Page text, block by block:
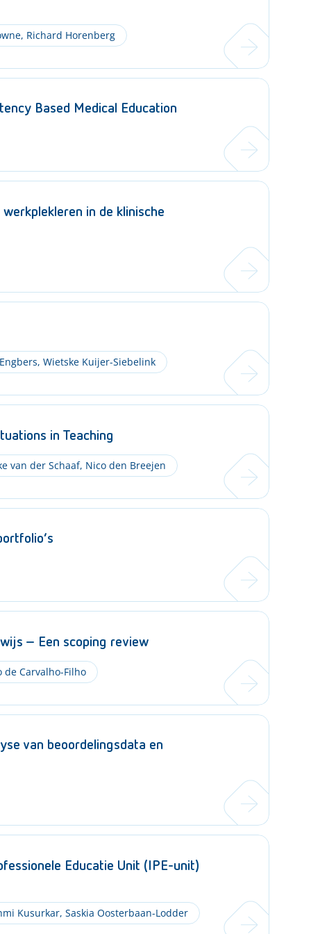
, Richard Horenberg
Based Medical Education
in de klinische
, Wietske Kuijer-Siebelink
in Teaching
van der Schaaf, Nico den Breejen
– Een scoping review
Carvalho-Filho
van beoordelingsdata en
Educatie Unit (IPE-unit)
Kusurkar, Saskia Oosterbaan-Lodder